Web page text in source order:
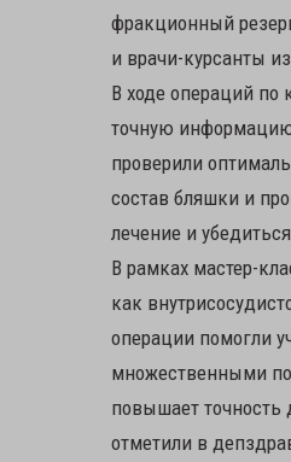
фракционный
и врачи-курсанты
В ходе операций по
точную информацию
проверили
состав бляшки и
лечение и
В рамках мастер-
как
операции помогли
множественными
повышает точность
отметили в